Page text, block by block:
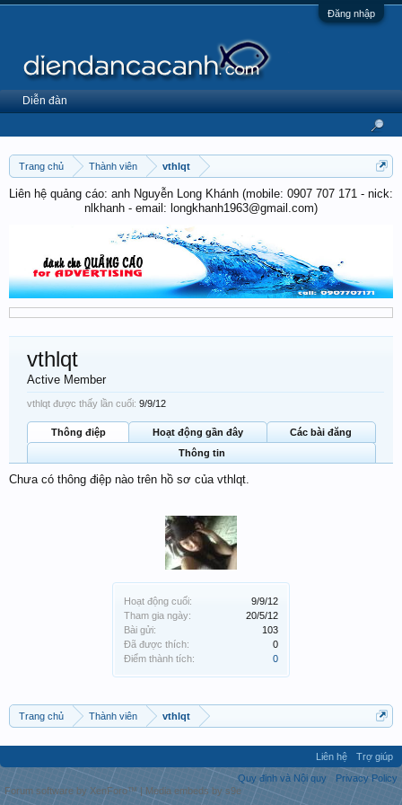
Đăng nhập
Trang chủ Thành viên vthlqt
Liên hệ quảng cáo: anh Nguyễn Long Khánh (mobile: 0907 707 171 - nick:
nlkhanh - email: longkhanh1963@gmail.com)
Hoạt động cuối:
9/9/12
Tham gia ngày:
20/5/12
Bài gửi:
103
Đã được thích:
0
Điểm thành tích:
0
vthlqt
Active Member
vthlqt được thấy lần cuối: 9/9/12
Thông điệp Hoạt động gần đây
Các bài đăng
Thông tin
Chưa có thông điệp nào trên hồ sơ của vthlqt.
Trang chủ Thành viên vthlqt
Diễn đàn
Liên hệ
Trợ giúp
Quy định và Nội quy
Privacy Policy
Forum software by XenForo™ | Media embeds by s9e